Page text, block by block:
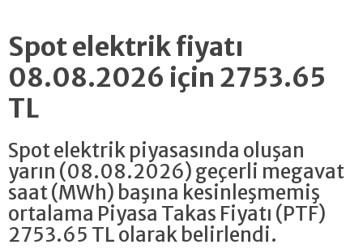
Spot elektrik fiyatı
08.08.2026 için 2753.65
TL
Spot elektrik piyasasında oluşan
yarın (08.08.2026) geçerli megavat
saat (MWh) başına kesinleşmemiş
ortalama Piyasa Takas Fiyatı (PTF)
2753.65 TL olarak belirlendi.